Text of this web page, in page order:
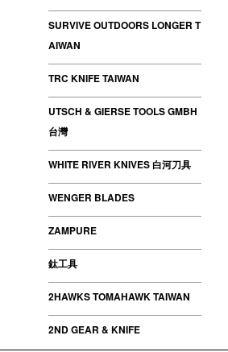
SURVIVE OUTDOORS LONGER T
AIWAN
TRC KNIFE TAIWAN
UTSCH & GIERSE TOOLS GMBH
台灣
WHITE RIVER KNIVES 白河刀具
WENGER BLADES
ZAMPURE
鈦工具
2HAWKS TOMAHAWK TAIWAN
2ND GEAR & KNIFE